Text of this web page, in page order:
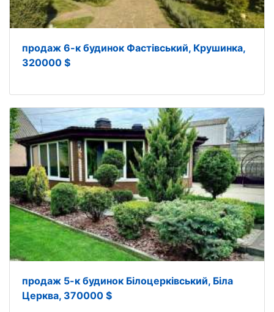
продаж 6-к будинок Фастівський, Крушинка,
320000 $
продаж 5-к будинок Білоцерківський, Біла
Церква, 370000 $